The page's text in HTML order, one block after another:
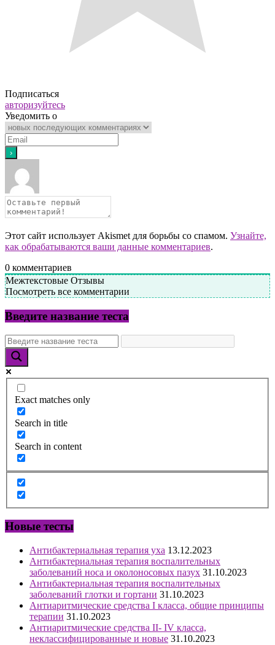
Подписаться
авторизуйтесь
Уведомить о
Этот сайт использует Akismet для борьбы со спамом. Узнайте,
как обрабатываются ваши данные комментариев.
0 комментариев
Межтекстовые Отзывы
Посмотреть все комментарии
Введите название теста
Exact matches only
Search in title
Search in content
Новые тесты
Антибактериальная терапия уха 13.12.2023
Антибактериальная терапия воспалительных
заболеваний носа и околоносовых пазух 31.10.2023
Антибактериальная терапия воспалительных
заболеваний глотки и гортани 31.10.2023
Антиаритмические средства I класса, общие принципы
терапии 31.10.2023
Антиаритмические средства II- IV класса,
неклассифицированные и новые 31.10.2023